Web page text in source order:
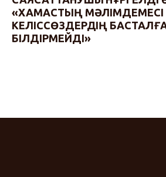
«ХАМАСТЫҢ МӘЛІМДЕМЕСІ
КЕЛІССӨЗДЕРДІҢ
БІЛДІРМЕЙДІ»